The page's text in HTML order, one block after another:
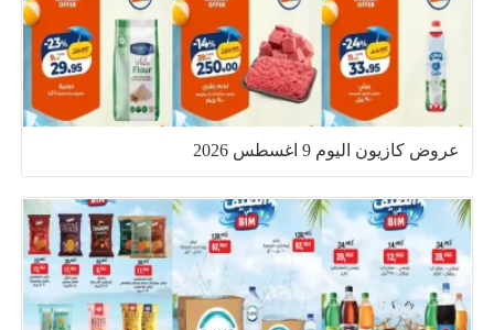
عروض كازيون اليوم 9 اغسطس 2026